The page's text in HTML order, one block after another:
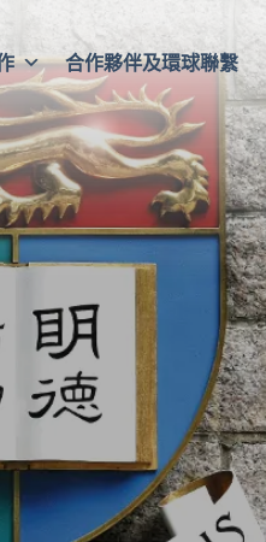
合作夥伴及環球聯繫